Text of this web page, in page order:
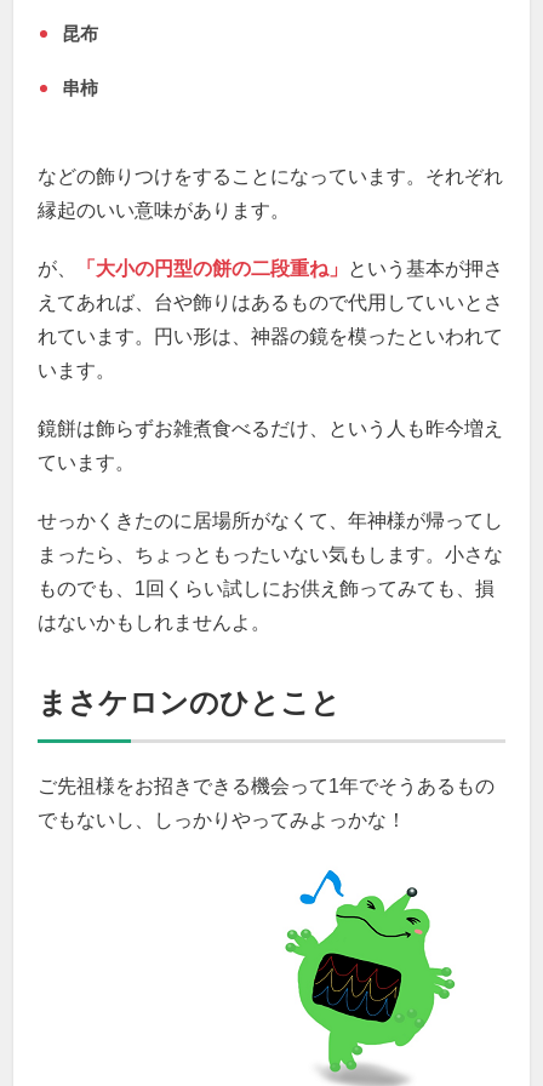
昆布
串柿
などの飾りつけをすることになっています。それぞれ
縁起のいい意味があります。
が、 「大小の円型の餅の二段重ね」
という基本が押さ
えてあれば、台や飾りはあるもので代用していいとさ
れています。円い形は、神器の鏡を模ったといわれて
います。
鏡餅は飾らずお雑煮食べるだけ、という人も昨今増え
ています。
せっかくきたのに居場所がなくて、年神様が帰ってし
まったら、ちょっともったいない気もします。小さな
ものでも、1回くらい試しにお供え飾ってみても、損
はないかもしれませんよ。
まさケロンのひとこと
ご先祖様をお招きできる機会って1年でそうあるもの
でもないし、しっかりやってみよっかな！